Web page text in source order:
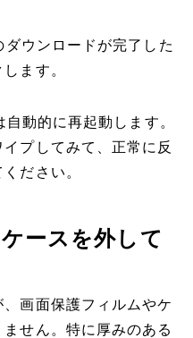
ウンロードが完了した
ます。
動的に再起動します。
プしてみて、正常に反
ださい。
ースを外して
画面保護フィルムやケ
せん。特に厚みのある